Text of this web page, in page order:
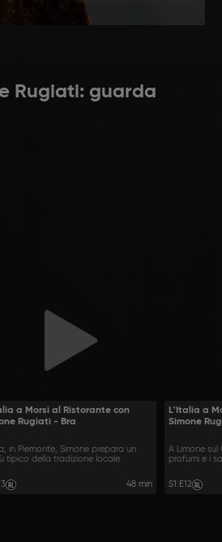
Rugiati: guarda
a Morsi al Ristorante con
Rugiati - Bra
in Piemonte, Simone prepara un
tipico della tradizione locale.
48 min
L'Italia a
Simone
A Limone
profumi e i
S1:E12